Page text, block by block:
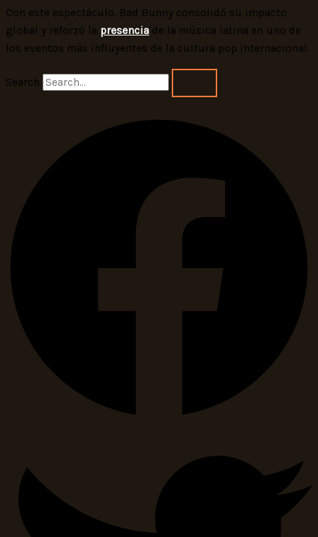
Con este espectáculo, Bad Bunny consolidó su impacto
global y reforzó la presencia de la música latina en uno de
los eventos más influyentes de la cultura pop internacional.
Search